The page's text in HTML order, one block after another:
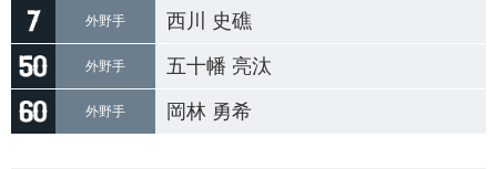
外野手 西川 史礁
外野手 五十幡 亮汰
外野手 岡林 勇希